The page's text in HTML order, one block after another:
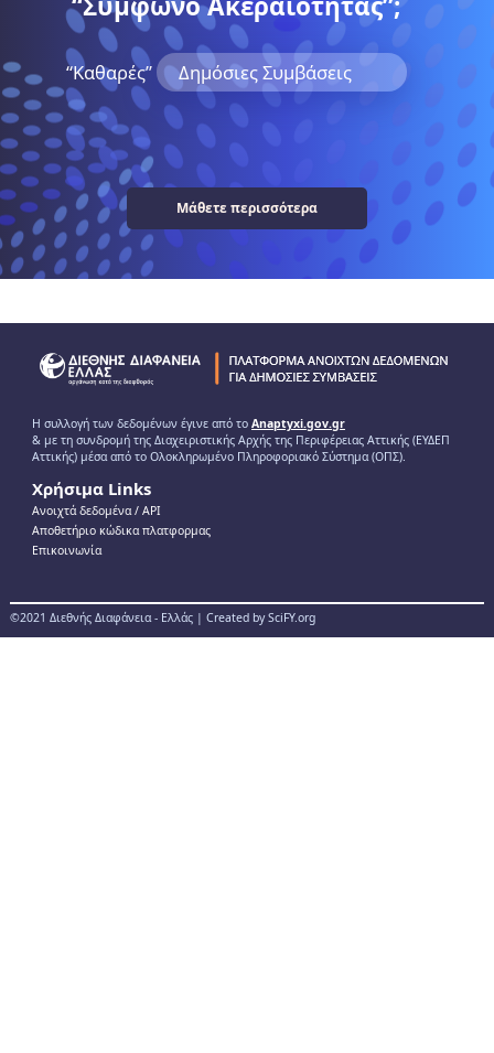
“Kαθαρές” Δημόσιες Συμβάσεις
Μάθετε περισσότερα
Η συλλογή των δεδομένων έγινε από το Anaptyxi.gov.gr
& με τη συνδρομή της Διαχειριστικής Αρχής της Περιφέρειας Αττικής (ΕΥΔΕΠ
Αττικής) μέσα από το Ολοκληρωμένο Πληροφοριακό Σύστημα (ΟΠΣ).
Χρήσιμα Links
Ανοιχτά δεδομένα / ΑPI
Αποθετήριο κώδικα πλατφορμας
Επικοινωνία
©2021 Διεθνής Διαφάνεια - Ελλάς | Created by SciFY.org